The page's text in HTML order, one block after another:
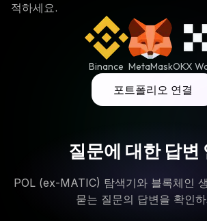
적하세요.
Binance MetaMaskOKX
포트폴리오 연결
질문에 대한 답변
POL (ex-MATIC) 탐색기와 블록체인
묻는 질문의 답변을 확인